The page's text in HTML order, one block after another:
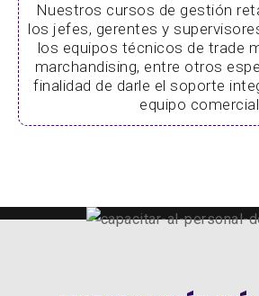
Nuestros cursos de gestión
los jefes, gerentes y
los equipos técnicos de trade
marchandising, entre otros
finalidad de darle el soporte
equipo